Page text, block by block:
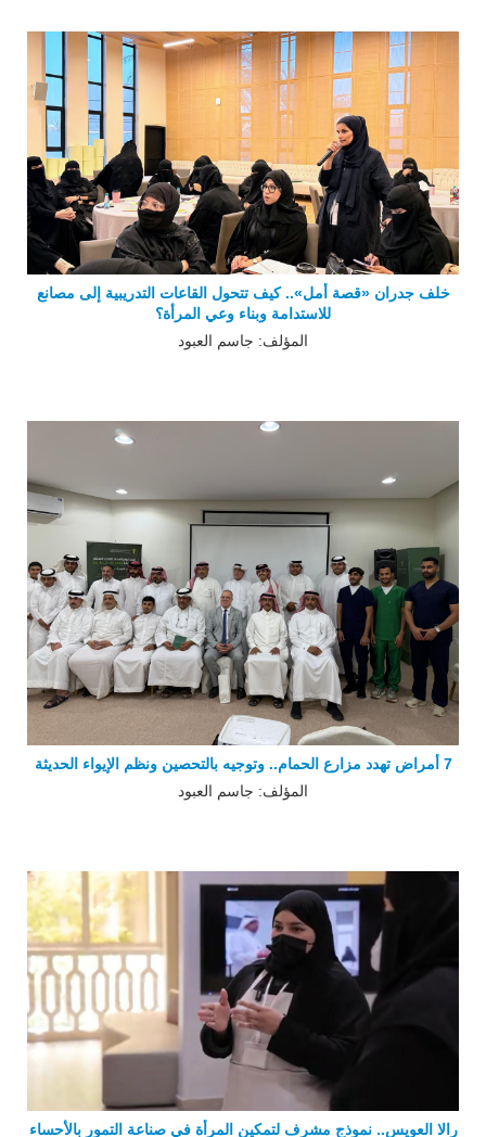
خلف جدران «قصة أمل».. كيف تتحول القاعات التدريبية إلى مصانع
للاستدامة وبناء وعي المرأة؟
المؤلف: جاسم العبود
7 أمراض تهدد مزارع الحمام.. وتوجيه بالتحصين ونظم الإيواء الحديثة
المؤلف: جاسم العبود
رالا العويس.. نموذج مشرف لتمكين المرأة في صناعة التمور بالأحساء